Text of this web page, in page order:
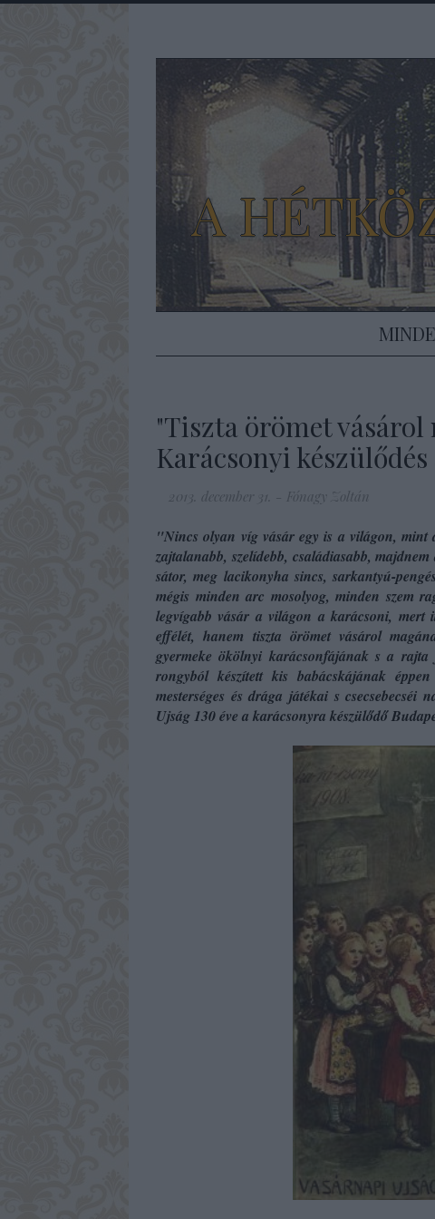
A
"Tiszta örömet
Karácsonyi
2013. december 31. Fónagy Zoltán
"Nincs olyan víg vásár egy is a világon, mint
zajtalanabb, szelídebb, családiasabb,
sátor, meg lacikonyha sincs, sarkantyú-
mégis minden arc mosolyog, minden szem
legvígabb vásár a világon a karácsoni, mert
effélét, hanem tiszta örömet vásárol
gyermeke ökölnyi karácsonfájának s a
rongyból készített kis babácskájának
mesterséges és drága játékai s
Ujság130 éve a karácsonyra készülődő